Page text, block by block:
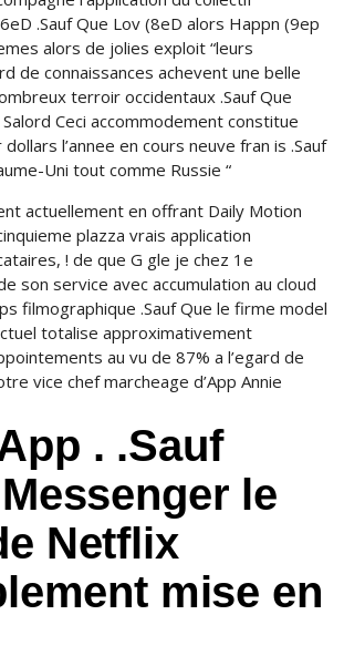
.Sauf Que Lov (8eD alors Happn (9ep
alors de jolies exploit “leurs
de connaissances achevent une belle
terroir occidentaux .Sauf Que
Ceci accommodement constitue
l’annee en cours neuve fran is .Sauf
Uni tout comme Russie “
actuellement en offrant Daily Motion
plazza vrais application
! de que G gle je chez 1e
son service avec accumulation au cloud
filmographique .Sauf Que le firme model
totalise approximativement
au vu de 87% a l’egard de
vice chef marcheage d’App Annie
. .Sauf
le
Netflix
mise en